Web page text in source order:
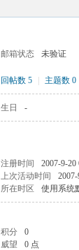
邮箱状态 未验证
回帖数 5 主题数 0
生日 -
注册时间
2007-9-20
上次活动时间
所在时区 使用系统
积分
0
威望
0 点